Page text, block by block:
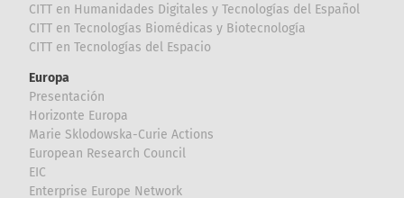
CITT en Humanidades Digitales y Tecnologías del Español
CITT en Tecnologías Biomédicas y Biotecnología
CITT en Tecnologías del Espacio
Europa
Presentación
Horizonte Europa
Marie Sklodowska-Curie Actions
European Research Council
EIC
Enterprise Europe Network